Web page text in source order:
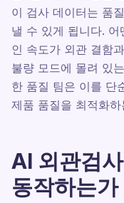
이 검사 데이터는 품
낼 수 있게 됩니다.
인 속도가 외관 결함
불량 모드에 몰려 있
한 품질 팀은 이를 단
제품 품질을 최적화
AI 외관검
동작하는가